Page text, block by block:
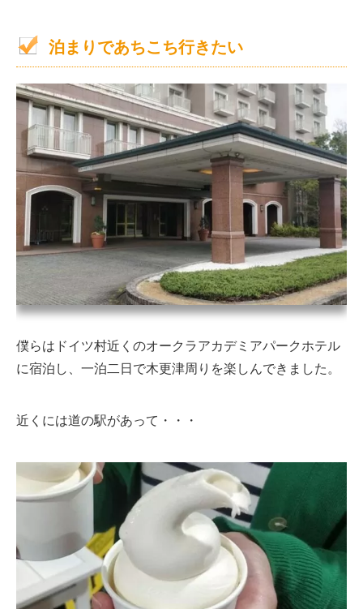
泊まりであちこち行きたい
僕らはドイツ村近くのオークラアカデミアパークホテル
に宿泊し、一泊二日で木更津周りを楽しんできました。
近くには道の駅があって・・・